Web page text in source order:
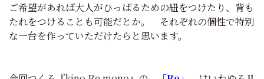
ご希望があれば大人がひっぱるための紐をつけたり、背も
たれをつけることも可能だとか。 それぞれの個性で特別
な一台を作っていただけたらと思います。